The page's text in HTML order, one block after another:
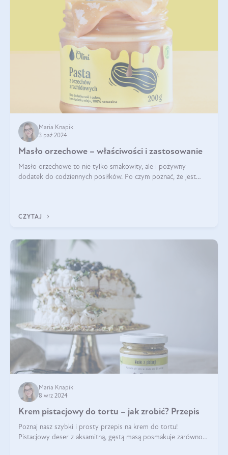
Maria Knapik
3 paź 2024
Masło orzechowe – właściwości i zastosowanie
Masło orzechowe to nie tylko smakowity, ale i pożywny
dodatek do codziennych posiłków. Po czym poznać, że jest
CZYTAJ
Maria Knapik
8 wrz 2024
Krem pistacjowy do tortu – jak zrobić? Przepis
Poznaj nasz szybki i prosty przepis na krem do tortu!
Pistacjowy deser z aksamitną, gęstą masą posmakuje zarówno